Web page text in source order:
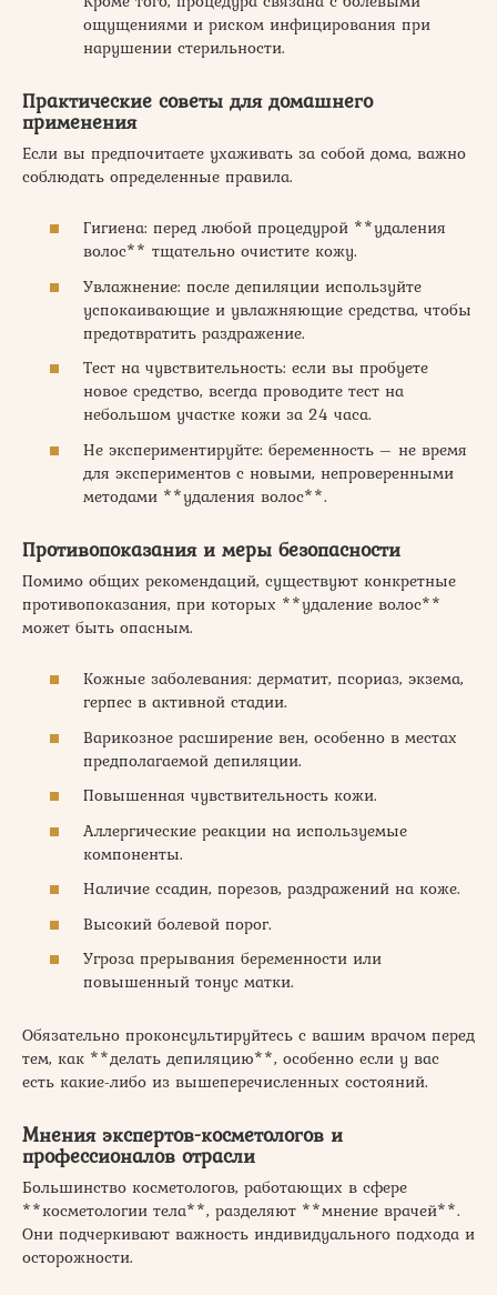
ощущениями и риском инфицирования при
нарушении стерильности.
Практические советы для домашнего
применения
Если вы предпочитаете ухаживать за собой дома, важно
соблюдать определенные правила.
Гигиена: перед любой процедурой **удаления
волос** тщательно очистите кожу.
Увлажнение: после депиляции используйте
успокаивающие и увлажняющие средства, чтобы
предотвратить раздражение.
Тест на чувствительность: если вы пробуете
новое средство, всегда проводите тест на
небольшом участке кожи за 24 часа.
Не экспериментируйте: беременность – не время
для экспериментов с новыми, непроверенными
методами **удаления волос**.
Противопоказания и меры безопасности
Помимо общих рекомендаций, существуют конкретные
противопоказания, при которых **удаление волос**
может быть опасным.
Кожные заболевания: дерматит, псориаз, экзема,
герпес в активной стадии.
Варикозное расширение вен, особенно в местах
предполагаемой депиляции.
Повышенная чувствительность кожи.
Аллергические реакции на используемые
компоненты.
Наличие ссадин, порезов, раздражений на коже.
Высокий болевой порог.
Угроза прерывания беременности или
повышенный тонус матки.
Обязательно проконсультируйтесь с вашим врачом перед
тем, как **делать депиляцию**, особенно если у вас
есть какие-либо из вышеперечисленных состояний.
Мнения экспертов-косметологов и
профессионалов отрасли
Большинство косметологов, работающих в сфере
**косметологии тела**, разделяют **мнение врачей**.
Они подчеркивают важность индивидуального подхода и
осторожности.